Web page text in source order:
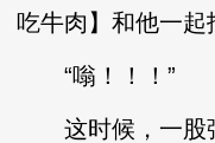
吃牛肉】和他一起
“嗡！！！”
这时候，一股